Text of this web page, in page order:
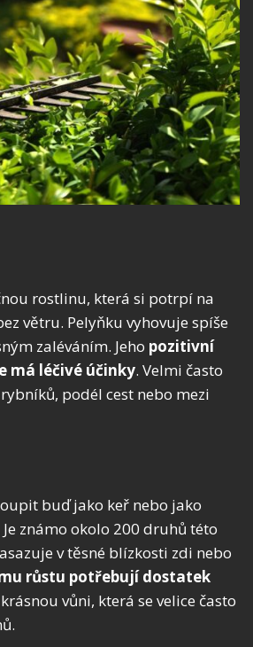
rostlinu, která si potrpí na
větru. Pelyňku vyhovuje spíše
zaléváním. Jeho pozitivní
má léčivé účinky. Velmi často
podél cest nebo mezi
buď jako keř nebo jako
známo okolo 200 druhů této
v těsné blízkosti zdi nebo
růstu potřebují dostatek
vůni, která se velice často